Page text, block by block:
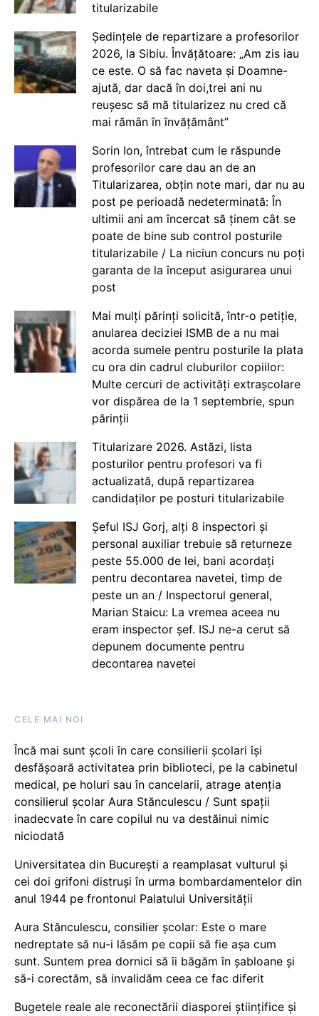
titularizabile
Ședințele de repartizare a profesorilor
2026, la Sibiu. Învățătoare: „Am zis iau
ce este. O să fac naveta și Doamne-
ajută, dar dacă în doi,trei ani nu
reușesc să mă titularizez nu cred că
mai rămân în învățământ”
Sorin Ion, întrebat cum le răspunde
profesorilor care dau an de an
Titularizarea, obțin note mari, dar nu au
post pe perioadă nedeterminată: În
ultimii ani am încercat să ținem cât se
poate de bine sub control posturile
titularizabile / La niciun concurs nu poți
garanta de la început asigurarea unui
post
Mai mulți părinți solicită, într-o petiție,
anularea deciziei ISMB de a nu mai
acorda sumele pentru posturile la plata
cu ora din cadrul cluburilor copiilor:
Multe cercuri de activități extrașcolare
vor dispărea de la 1 septembrie, spun
părinții
Titularizare 2026. Astăzi, lista
posturilor pentru profesori va fi
actualizată, după repartizarea
candidaților pe posturi titularizabile
Șeful ISJ Gorj, alți 8 inspectori și
personal auxiliar trebuie să returneze
peste 55.000 de lei, bani acordați
pentru decontarea navetei, timp de
peste un an / Inspectorul general,
Marian Staicu: La vremea aceea nu
eram inspector șef. ISJ ne-a cerut să
depunem documente pentru
decontarea navetei
CELE MAI NOI
Încă mai sunt școli în care consilierii școlari își
desfășoară activitatea prin biblioteci, pe la cabinetul
medical, pe holuri sau în cancelarii, atrage atenția
consilierul școlar Aura Stănculescu / Sunt spații
inadecvate în care copilul nu va destăinui nimic
niciodată
Universitatea din București a reamplasat vulturul și
cei doi grifoni distruși în urma bombardamentelor din
anul 1944 pe frontonul Palatului Universității
Aura Stănculescu, consilier școlar: Este o mare
nedreptate să nu-i lăsăm pe copii să fie așa cum
sunt. Suntem prea dornici să îi băgăm în șabloane și
să-i corectăm, să invalidăm ceea ce fac diferit
Bugetele reale ale reconectării diasporei științifice și